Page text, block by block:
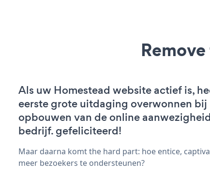
Als uw Homestead website actief is,
eerste grote uitdaging overwonnen bij
opbouwen van de online
bedrijf. gefeliciteerd!
Maar daarna komt the hard part: hoe entice,
meer bezoekers te ondersteunen?